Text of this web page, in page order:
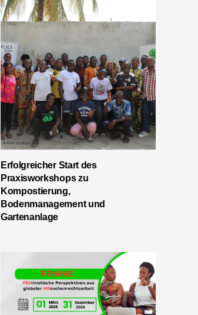
Erfolgreicher Start des
Praxisworkshops zu
Kompostierung,
Bodenmanagement und
Gartenanlage